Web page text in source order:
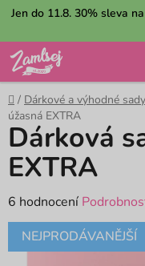
Přejít
obsah
Jen do 11.8. 30% sleva
Domů
/ Dárkové a výhodné sady
úžasná EXTRA
Dárková
EXTRA
Průměrné
hodnocení
produktu
6 hodnocení
NEJPRODÁVANĚJŠÍ